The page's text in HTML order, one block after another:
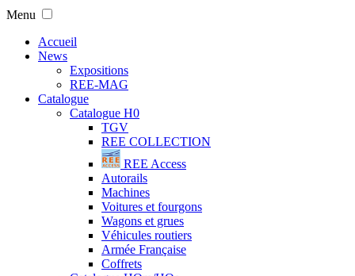
Menu
Accueil
News
Expositions
REE-MAG
Catalogue
Catalogue H0
TGV
REE COLLECTION
REE Access
Autorails
Machines
Voitures et fourgons
Wagons et grues
Véhicules routiers
Armée Française
Coffrets